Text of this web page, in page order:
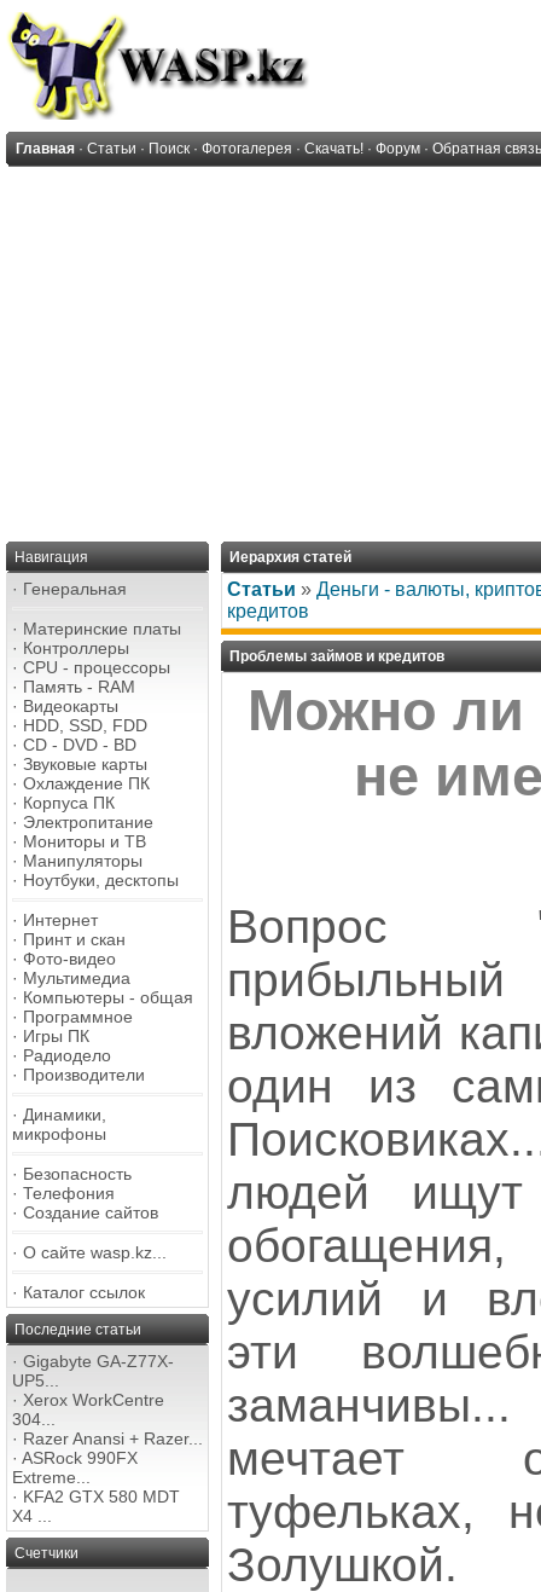
Главная · Статьи · Поиск · Фотогалерея · Скачать! · Форум · Обратная связь
Навигация
· Генеральная
· Материнские платы
· Контроллеры
· CPU - процессоры
· Память - RAM
· Видеокарты
· HDD, SSD, FDD
· CD - DVD - BD
· Звуковые карты
· Охлаждение ПК
· Корпуса ПК
· Электропитание
· Мониторы и ТВ
· Манипуляторы
· Ноутбуки, десктопы
· Интернет
· Принт и скан
· Фото-видео
· Мультимедиа
· Компьютеры - общая
· Программное
· Игры ПК
· Радиодело
· Производители
· Динамики,
микрофоны
· Безопасность
· Телефония
· Создание сайтов
· О сайте wasp.kz...
· Каталог ссылок
Последние статьи
· Gigabyte GA-Z77X-
UP5...
· Xerox WorkCentre
304...
· Razer Anansi + Razer...
· ASRock 990FX
Extreme...
· KFA2 GTX 580 MDT
X4 ...
Счетчики
Иерархия статей
Статьи » Деньги - валюты,
кредитов
Проблемы займов и кредитов
Можно ли
не
Вопрос
вложений
один из
людей ищут
усилий и
эти
мечтает
туфельках,
Золушкой.